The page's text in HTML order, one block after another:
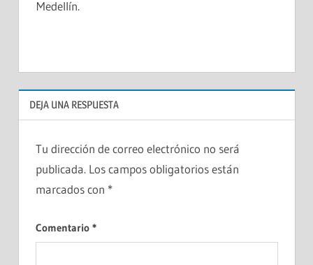
Medellín.
DEJA UNA RESPUESTA
Tu dirección de correo electrónico no será
publicada. Los campos obligatorios están
marcados con *
Comentario *